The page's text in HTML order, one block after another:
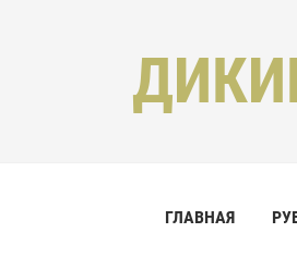
ГЛАВНАЯ